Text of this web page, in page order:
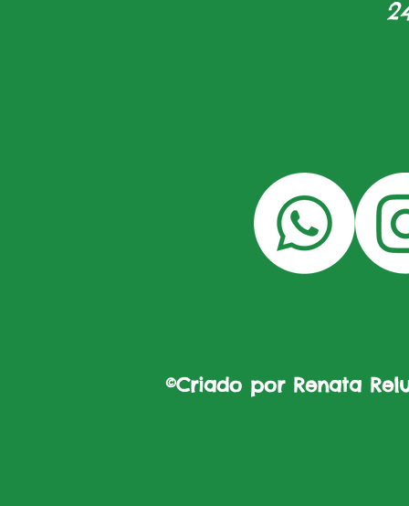
©Criado por Renata